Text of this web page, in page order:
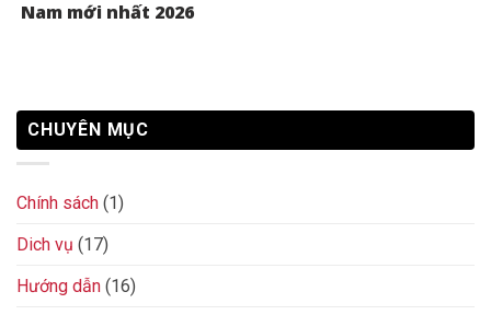
Nam mới nhất 2026
CHUYÊN MỤC
Chính sách (1)
Dich vụ (17)
Hướng dẫn (16)